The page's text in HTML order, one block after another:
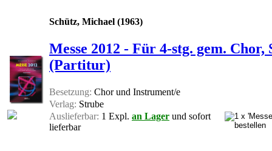
Schütz, Michael (1963)
Messe 2012 - Für 4-stg. gem.
(Partitur)
Besetzung: Chor und Instrument/e
Verlag: Strube
Auslieferbar: 1 Expl. an Lager und sofort
lieferbar